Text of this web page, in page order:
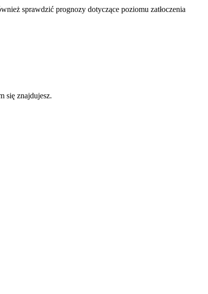
sprawdzić prognozy dotyczące poziomu zatłoczenia
się znajdujesz.